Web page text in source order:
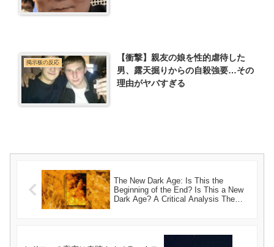
掲示板の反応
【衝撃】親友の娘を性的虐待した
男、露天掘りからの自殺強要…その
理由がヤバすぎる
The New Dark Age: Is This the
Beginning of the End? Is This a New
Dark Age? A Critical Analysis The
Challenges Ahead The Atlantic’s
Warning: Are We Entering a New Dark